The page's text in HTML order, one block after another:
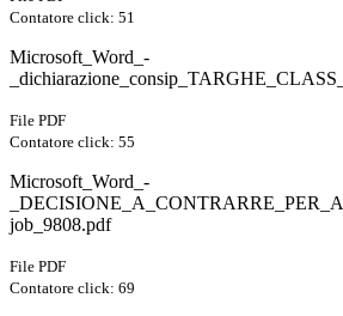
Contatore click: 51
Microsoft_Word_-
File PDF
Contatore click: 55
Microsoft_Word_-
job_9808.pdf
File PDF
Contatore click: 69